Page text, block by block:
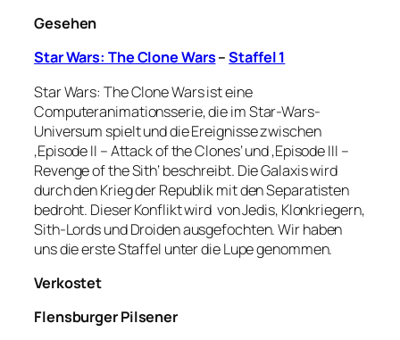
Gesehen
Star Wars: The Clone Wars–Staffel 1
Star Wars: The Clone Wars ist eine
Computeranimationsserie, die im Star-Wars-
Universum spielt und die Ereignisse zwischen
‚Episode II – Attack of the Clones‘ und ‚Episode III –
Revenge of the Sith‘ beschreibt. Die Galaxis wird
durch den Krieg der Republik mit den Separatisten
bedroht. Dieser Konflikt wird von Jedis, Klonkriegern,
Sith-Lords und Droiden ausgefochten. Wir haben
uns die erste Staffel unter die Lupe genommen.
Verkostet
Flensburger Pilsener